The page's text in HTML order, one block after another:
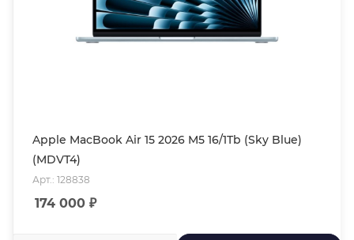
Apple MacBook Air 15 2026 M5 16/1Tb (Sky Blue)
(MDVT4)
Арт.: 128838
174 000 ₽